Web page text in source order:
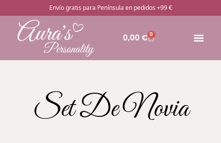
Envío gratis para Península en pedidos +99 €
0,00 € 0
Set De Novia